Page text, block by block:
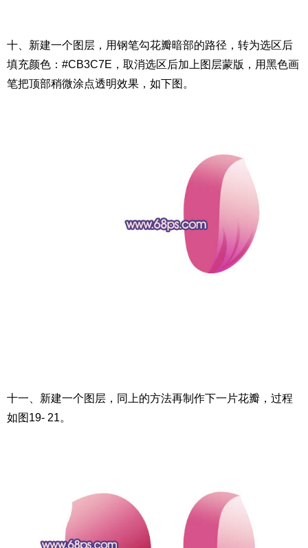
十、新建一个图层，用钢笔勾花瓣暗部的路径，转为选区后
填充颜色：#CB3C7E，取消选区后加上图层蒙版，用黑色画
笔把顶部稍微涂点透明效果，如下图。
十一、新建一个图层，同上的方法再制作下一片花瓣，过程
如图19- 21。